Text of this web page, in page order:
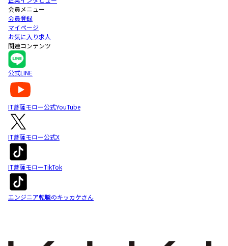
会員メニュー
会員登録
マイページ
お気に入り求人
関連コンテンツ
公式LINE
IT菩薩モロー公式YouTube
IT菩薩モロー公式X
IT菩薩モローTikTok
エンジニア転職のキッカケさん